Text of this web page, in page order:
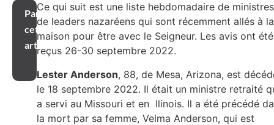
Partager
cet
article
Ce qui suit est une liste hebdomadaire de
de leaders nazaréens qui sont récemment allés à la
maison pour être avec le Seigneur. Les avis ont été
reçus 26-30 septembre 2022.
Lester Anderson, 88, de Mesa, Arizona, est
le 18 septembre 2022. Il était un ministre retraité
a servi au Missouri et en Ilinois. Il a été précédé
la mort par sa femme, Velma Anderson, qui est